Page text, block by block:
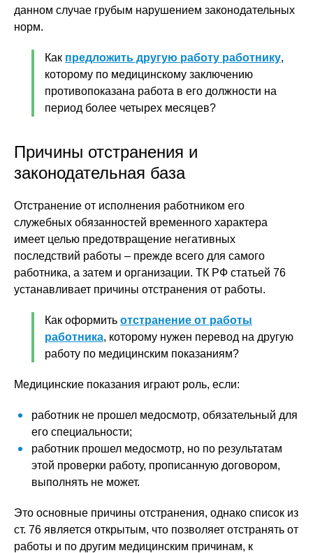
данном случае грубым нарушением законодательных
норм.
Как предложить другую работу работнику,
которому по медицинскому заключению
противопоказана работа в его должности на
период более четырех месяцев?
Причины отстранения и
законодательная база
Отстранение от исполнения работником его
служебных обязанностей временного характера
имеет целью предотвращение негативных
последствий работы – прежде всего для самого
работника, а затем и организации. ТК РФ статьей 76
устанавливает причины отстранения от работы.
Как оформить отстранение от работы
работника, которому нужен перевод на другую
работу по медицинским показаниям?
Медицинские показания играют роль, если:
работник не прошел медосмотр, обязательный для
его специальности;
работник прошел медосмотр, но по результатам
этой проверки работу, прописанную договором,
выполнять не может.
Это основные причины отстранения, однако список из
ст. 76 является открытым, что позволяет отстранять от
работы и по другим медицинским причинам, к